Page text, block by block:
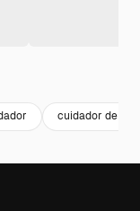
cuidador de